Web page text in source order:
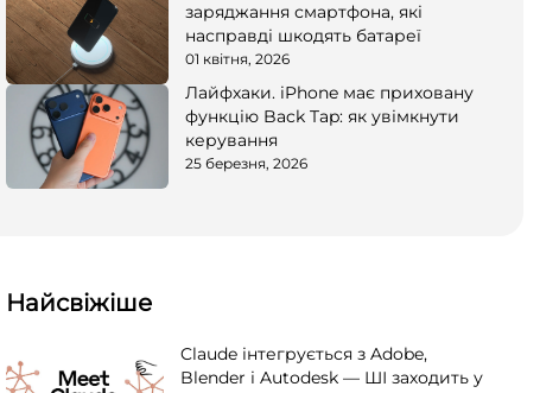
заряджання смартфона, які
насправді шкодять батареї
01 квітня, 2026
Лайфхаки. iPhone має приховану
функцію Back Tap: як увімкнути
керування
25 березня, 2026
Найсвіжіше
Claude інтегрується з Adobe,
Blender і Autodesk — ШІ заходить у